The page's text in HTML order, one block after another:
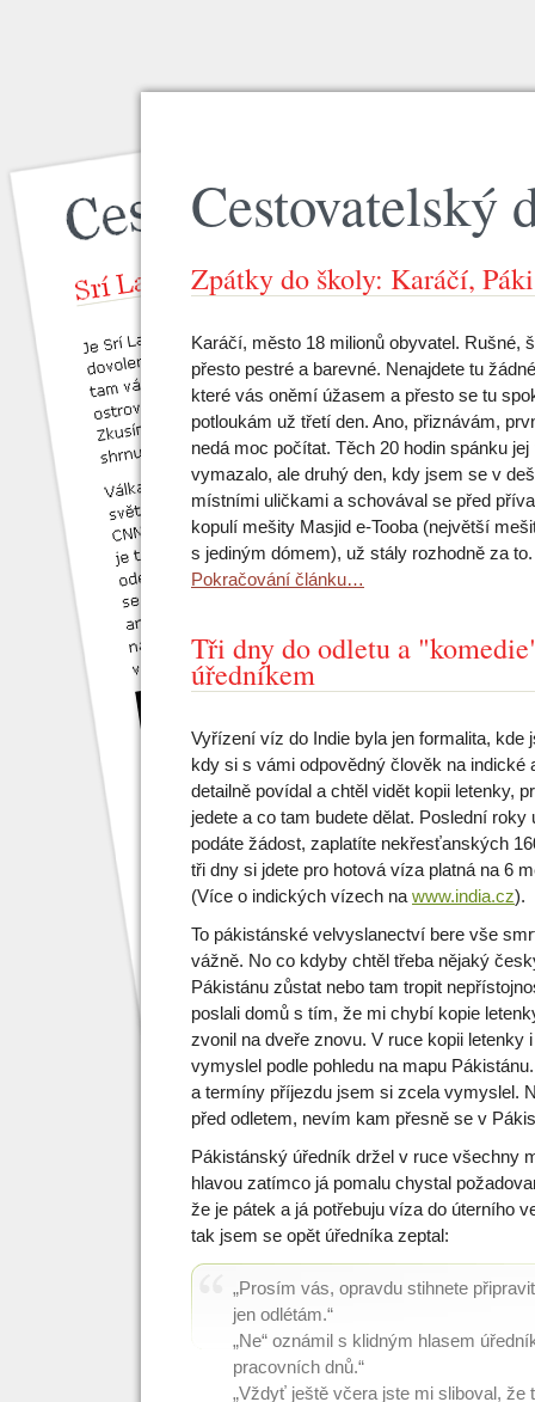
Cestovatelský
Zpátky do školy: Karáčí,
Karáčí, město 18 milionů obyvatel. Rušné,
přesto pestré a barevné. Nenajdete tu
které vás oněmí úžasem a přesto se tu
potloukám už třetí den. Ano, přiznávám,
nedá moc počítat. Těch 20 hodin spánku jej
vymazalo, ale druhý den, kdy jsem se v
místními uličkami a schovával se před
kopulí mešity Masjid e-Tooba (největší
s jediným dómem), už stály rozhodně za
Pokračování článku…
Tři dny do odletu a
úředníkem
Vyřízení víz do Indie byla jen formalita, kde
kdy si s vámi odpovědný člověk na indické
detailně povídal a chtěl vidět kopii letenky,
jedete a co tam budete dělat. Poslední roky
podáte žádost, zaplatíte nekřesťanských
tři dny si jdete pro hotová víza platná na 6
(Více o indických vízech na www.india.cz).
To pákistánské velvyslanectví bere vše
vážně. No co kdyby chtěl třeba nějaký
Pákistánu zůstat nebo tam tropit
poslali domů s tím, že mi chybí kopie
zvonil na dveře znovu. V ruce kopii letenky
vymyslel podle pohledu na mapu
a termíny příjezdu jsem si zcela vymyslel.
před odletem, nevím kam přesně se v
Pákistánský úředník držel v ruce všechny
hlavou zatímco já pomalu chystal
že je pátek a já potřebuju víza do úterního
tak jsem se opět úředníka zeptal:
„Prosím vás, opravdu stihnete
jen odlétám.“
„Ne“ oznámil s klidným hlasem
pracovních dnů.“
„Vždyť ještě včera jste mi sliboval, že